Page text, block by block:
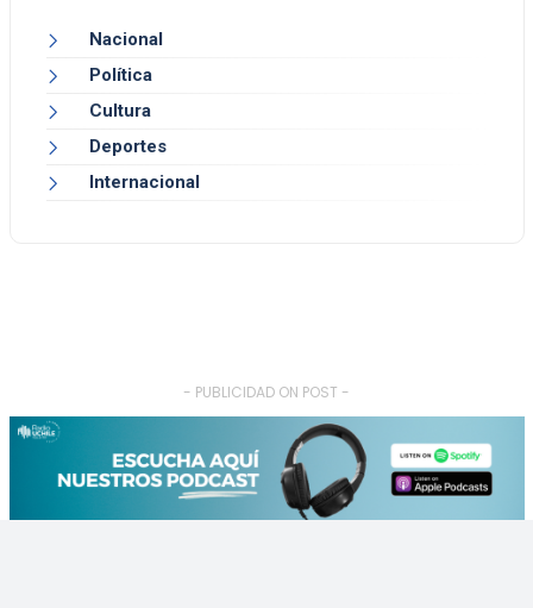
Nacional
Política
Cultura
Deportes
Internacional
- PUBLICIDAD ON POST -